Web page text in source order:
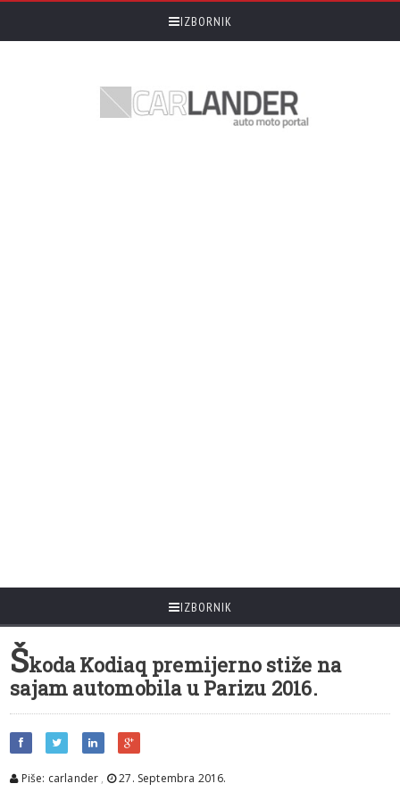
IZBORNIK
IZBORNIK
Škoda Kodiaq premijerno stiže na
sajam automobila u Parizu 2016.
Piše: carlander , 27. Septembra 2016.